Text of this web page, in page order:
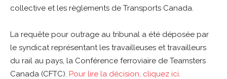
collective et les règlements de Transports Canada.
La requête pour outrage au tribunal a été déposée par
le syndicat représentant les travailleuses et travailleurs
du rail au pays, la Conférence ferroviaire de Teamsters
Canada (CFTC). Pour lire la décision, cliquez ici.